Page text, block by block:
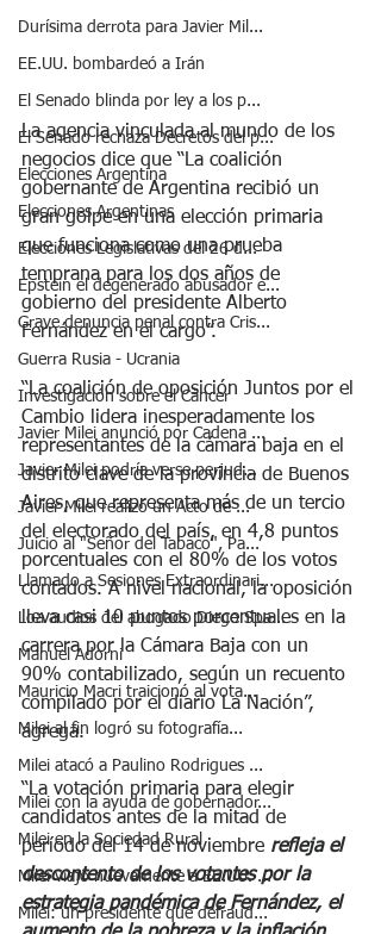
Durísima derrota para Javier Mil...
EE.UU. bombardeó a Irán
El Senado blinda por ley a los p...
El Senado rechaza Decretos del p...
Elecciones Argentina
Elecciones Argentinas
Elecciones Legislativas del 26 d...
Epstein el degenerado abusador e...
Grave denuncia penal contra Cris...
Guerra Rusia - Ucrania
Investigación sobre el Cáncer
Javier Milei anunció por Cadena ...
Javier Milei podría verse perjud...
Javier Milei realizó un Acto de ...
Juicio al "Señor del Tabaco", Pa...
Llamado a Sesiones Extraordinari...
Loa audios del abogado Diego Spa...
Manuel Adorni
Mauricio Macri traicionó al vota...
Milei al fin logró su fotografía...
Milei atacó a Paulino Rodrigues ...
Milei con la ayuda de gobernador...
Milei en la Sociedad Rural
Milei viajó nuevamente a EE.UU. ...
Milei: un presidente que defraud...
La agencia vinculada al mundo de los
negocios dice que “La coalición
gobernante de Argentina recibió un
gran golpe en una elección primaria
que funciona como una prueba
temprana para los dos años de
gobierno del presidente Alberto
Fernández en el cargo”.
“La coalición de oposición Juntos por el
Cambio lidera inesperadamente los
representantes de la cámara baja en el
distrito clave de la provincia de Buenos
Aires, que representa más de un tercio
del electorado del país, en 4,8 puntos
porcentuales con el 80% de los votos
contados. A nivel nacional, la oposición
lleva casi 10 puntos porcentuales en la
carrera por la Cámara Baja con un
90% contabilizado, según un recuento
compilado por el diario La Nación”,
agrega.
“La votación primaria para elegir
candidatos antes de la mitad de
período del 14 de noviembre refleja el
descontento de los votantes por la
estrategia pandémica de Fernández, el